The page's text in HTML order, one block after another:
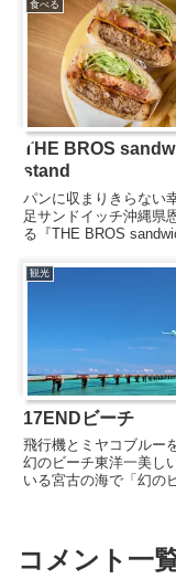
鍋”を使い、薪火で丁寧
たコーヒーを提供する
す。直火...
食べる
THE BROS
stand
パンに収まりきらない
足サンドイッチ沖縄県
る『THE BROS
と沖縄の魅力を融合さ
サンドイッチ専門店。
観光
17ENDビーチ
飛行機とミヤコブルー
幻のビーチ東洋一美し
いる宮古の海で「幻の
しい風景を眺めること
所として航空機マニア
コメント一